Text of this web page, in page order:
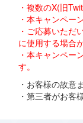
・複数のX(旧
・本キャンペー
・ご応募いただ
に使用する場合
・本キャンペー
す。
・お客様の故意
・第三者がお客